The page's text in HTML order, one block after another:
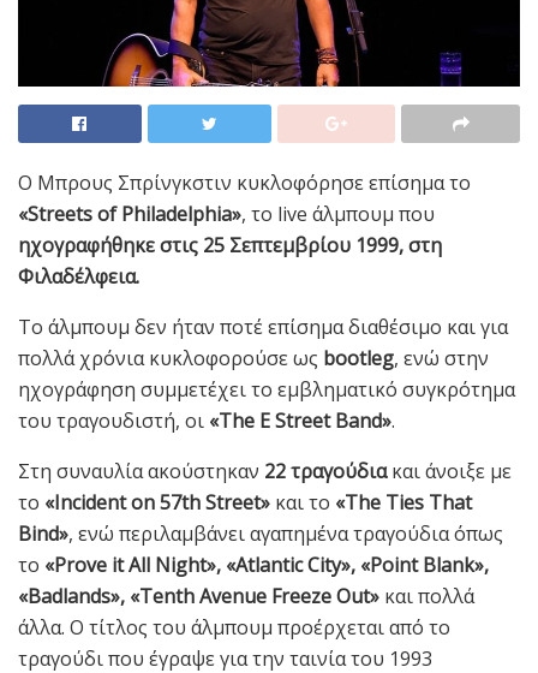
Ο Μπρους Σπρίνγκστιν κυκλοφόρησε επίσημα το
«Streets of Philadelphia», το live άλμπουμ που
ηχογραφήθηκε στις 25 Σεπτεμβρίου 1999, στη
Φιλαδέλφεια.
Το άλμπουμ δεν ήταν ποτέ επίσημα διαθέσιμο και για
πολλά χρόνια κυκλοφορούσε ως bootleg, ενώ στην
ηχογράφηση συμμετέχει το εμβληματικό συγκρότημα
του τραγουδιστή, οι «The E Street Band».
Στη συναυλία ακούστηκαν 22 τραγούδιακαι άνοιξε με
το «Incident on 57th Street» και το «The Ties That
Bind», ενώ περιλαμβάνει αγαπημένα τραγούδια όπως
το «Prove it All Night», «Atlantic City», «Point Blank»,
«Badlands», «Tenth Avenue Freeze Out» και πολλά
άλλα. Ο τίτλος του άλμπουμ προέρχεται από το
τραγούδι που έγραψε για την ταινία του 1993